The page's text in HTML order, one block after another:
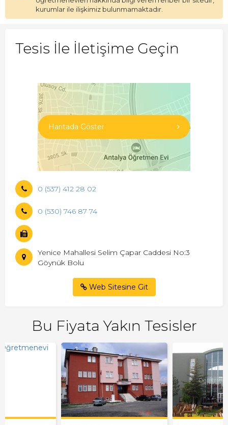
kurumlar ile ilişkimiz bulunmamaktadır.
Tesis İle İletişime Geçin
Haritada Göster
0 (537) 412 28 02
0 (530) 746 87 74
Yenice Mahallesi Selim Çapar Caddesi No:3
Göynük Bolu
Web Sitesine Git
Bu Fiyata Yakın Tesisler